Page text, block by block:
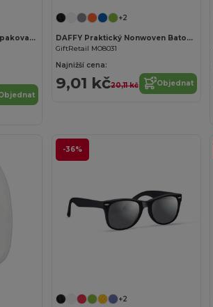
TOTECOLOR všestranná opakovaně použitelná nákupní a plážová taška
+2
DAFFY Praktický Nonwoven Batoh s Šňůrkou 80g/m²
GiftRetail MO8031
Najnižší cena:
9,01 kč20,11 kč Objednat
-36%
+2